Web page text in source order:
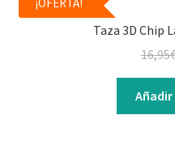
Taza 3D Chip
16,95